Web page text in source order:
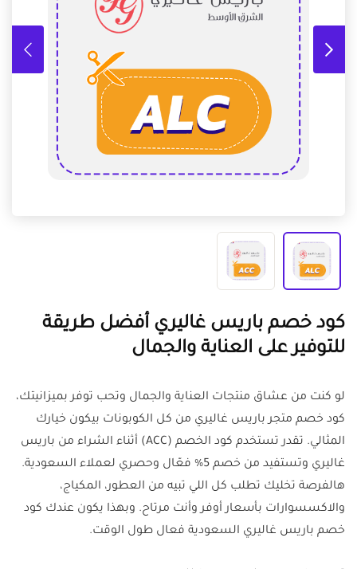
كود خصم باريس غاليري أفضل طريقة
للتوفير على العناية والجمال
لو كنت من عشاق منتجات العناية والجمال وتحب توفر بميزانيتك،
كود خصم متجر باريس غاليري من كل الكوبونات بيكون خيارك
المثالي. تقدر تستخدم كود الخصم (ACC) أثناء الشراء من باريس
غاليري وتستفيد من خصم 5% فعّال وحصري لعملاء السعودية.
هالفرصة تخليك تطلب كل اللي تبيه من العطور، المكياج،
والاكسسوارات بأسعار أوفر وأنت مرتاح. وبهذا يكون عندك كود
خصم باريس غاليري السعودية فعال طول الوقت.